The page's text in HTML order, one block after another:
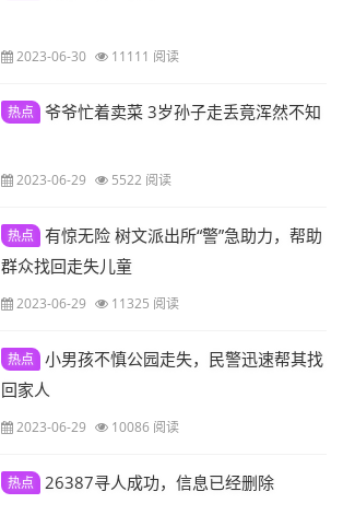
2023-06-30 11111 阅读
热点 爷爷忙着卖菜 3岁孙子走丢竟浑然不知
2023-06-29 5522 阅读
热点
有惊无险 树文派出所“警”急助力，帮助
群众找回走失儿童
2023-06-29 11325 阅读
热点
小男孩不慎公园走失，民警迅速帮其找
回家人
2023-06-29 10086 阅读
热点 26387寻人成功，信息已经删除